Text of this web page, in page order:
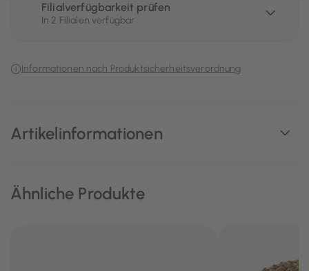
Artikelinformationen
Filialverfügbarkeit prüfen
In 2 Filialen verfügbar
Informationen nach Produktsicherheitsverordnung